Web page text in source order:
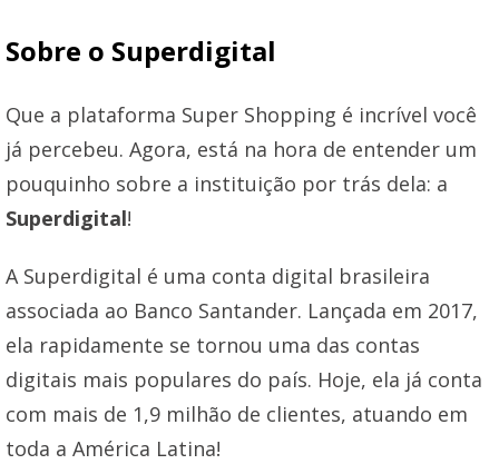
Sobre o Superdigital
Que a plataforma Super Shopping é incrível você
já percebeu. Agora, está na hora de entender um
pouquinho sobre a instituição por trás dela: a
Superdigital!
A Superdigital é uma conta digital brasileira
associada ao Banco Santander. Lançada em 2017,
ela rapidamente se tornou uma das contas
digitais mais populares do país. Hoje, ela já conta
com mais de 1,9 milhão de clientes, atuando em
toda a América Latina!